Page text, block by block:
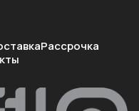
Рассрочка